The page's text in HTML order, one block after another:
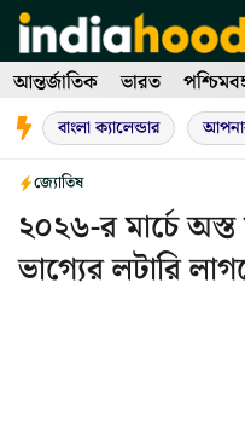
Skip
to
content
আন্তর্জাতিক ভারত
বাংলা ক্যালেন্ডার
জ্যোতিষ
২০২৬-র মার্চে অস্ত
ভাগ্যের লটারি